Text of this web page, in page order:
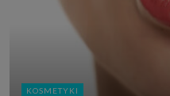
KOSMETYKI